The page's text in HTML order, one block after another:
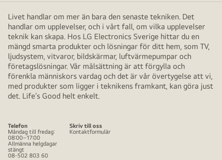
Livet handlar om mer än bara den senaste tekniken. Det
handlar om upplevelser, och i vårt fall, om vilka upplevelser
teknik kan skapa. Hos LG Electronics Sverige hittar du en
mängd smarta produkter och lösningar för ditt hem, som TV,
ljudsystem, vitvaror, bildskärmar, luftvärmepumpar och
företagslösningar. Vår målsättning är att förgylla och
förenkla människors vardag och det är vår övertygelse att vi,
med produkter som ligger i teknikens framkant, kan göra just
det. Life’s Good helt enkelt.
Telefon
Måndag till fredag:
08:00–17:00
Allmänna helgdagar
stängt
08-502 803 60
Skriv till oss
Kontaktformulär